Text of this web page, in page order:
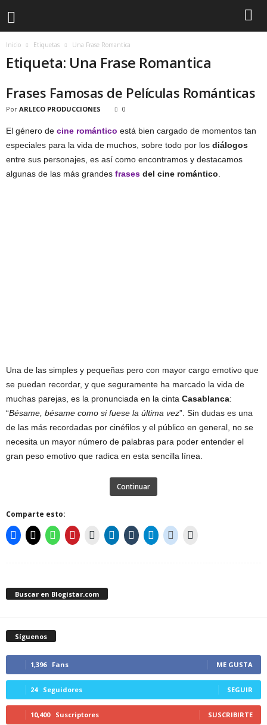
Inicio Etiquetas Una Frase Romantica
Etiqueta: Una Frase Romantica
Frases Famosas de Películas Románticas
Por ARLECO PRODUCCIONES 0
El género de cine romántico está bien cargado de momentos tan
especiales para la vida de muchos, sobre todo por los diálogos
entre sus personajes, es así como encontramos y destacamos
algunas de las más grandes frases del cine romántico
Una de las simples y pequeñas pero con mayor cargo emotivo que
se puedan recordar, y que seguramente ha marcado la vida de
muchas parejas, es la pronunciada en la cinta Casablanca:
“Bésame, bésame como si fuese la última vez”. Sin dudas es una
de las más recordadas por cinéfilos y el público en general, no se
necesita un mayor número de palabras para poder entender el
gran peso emotivo que radica en esta sencilla línea.
Continuar
Comparte esto:
Buscar en Blogistar.com
Síguenos
1,396 Fans ME GUSTA
24 Seguidores SEGUIR
10,400 Suscriptores SUSCRIBIRTE